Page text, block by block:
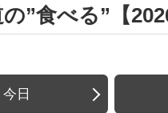
”食べる”【
今日